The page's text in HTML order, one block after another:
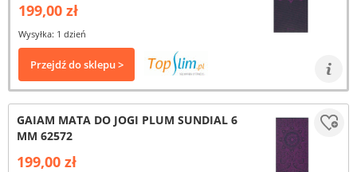
199,00 zł
Wysyłka: 1 dzień
Przejdź do sklepu >
GAIAM MATA DO JOGI PLUM SUNDIAL 6
MM 62572
199,00 zł